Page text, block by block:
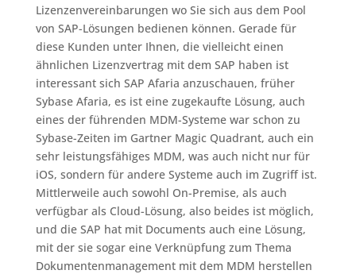
Lizenzenvereinbarungen wo Sie sich aus dem Pool
von SAP-Lösungen bedienen können. Gerade für
diese Kunden unter Ihnen, die vielleicht einen
ähnlichen Lizenzvertrag mit dem SAP haben ist
interessant sich SAP Afaria anzuschauen, früher
Sybase Afaria, es ist eine zugekaufte Lösung, auch
eines der führenden MDM-Systeme war schon zu
Sybase-Zeiten im Gartner Magic Quadrant, auch ein
sehr leistungsfähiges MDM, was auch nicht nur für
iOS, sondern für andere Systeme auch im Zugriff ist.
Mittlerweile auch sowohl On-Premise, als auch
verfügbar als Cloud-Lösung, also beides ist möglich,
und die SAP hat mit Documents auch eine Lösung,
mit der sie sogar eine Verknüpfung zum Thema
Dokumentenmanagement mit dem MDM herstellen